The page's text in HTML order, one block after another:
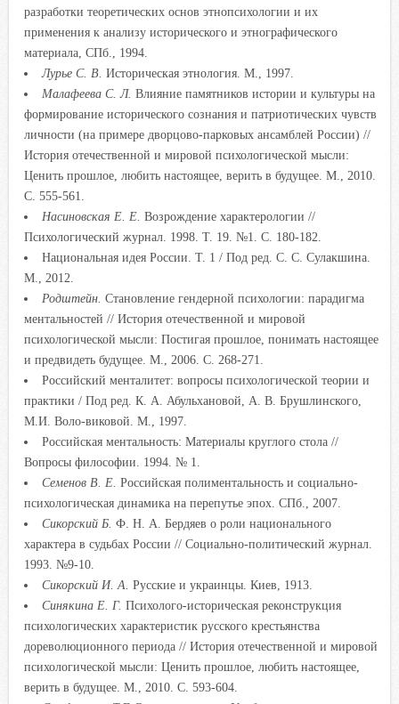
разработки теоретических основ этнопсихологии и их
применения к анализу исторического и этнографического
материала, СПб., 1994.
Лурье С. В. Историческая этнология. М., 1997.
Малафеева С. Л. Влияние памятников истории и культуры на
формирование исторического сознания и патриотических чувств
личности (на примере дворцово-парковых ансамблей России) //
История отечественной и мировой психологической мысли:
Ценить прошлое, любить настоящее, верить в будущее. М., 2010.
С. 555-561.
Насиновская Е. Е. Возрождение характерологии //
Психологический журнал. 1998. Т. 19. №1. С. 180-182.
Национальная идея России. Т. 1 / Под ред. С. С. Сулакшина.
М., 2012.
Родштейн. Становление гендерной психологии: парадигма
ментальностей // История отечественной и мировой
психологической мысли: Постигая прошлое, понимать настоящее
и предвидеть будущее. М., 2006. С. 268-271.
Российский менталитет: вопросы психологической теории и
практики / Под ред. К. А. Абульхановой, А. В. Брушлинского,
М.И. Воло-виковой. М., 1997.
Российская ментальность: Материалы круглого стола //
Вопросы философии. 1994. № 1.
Семенов В. Е. Российская полиментальность и социально-
психологическая динамика на перепутье эпох. СПб., 2007.
Сикорский Б. Ф. Н. А. Бердяев о роли национального
характера в судьбах России // Социально-политический журнал.
1993. №9-10.
Сикорский И. А. Русские и украинцы. Киев, 1913.
Синякина Е. Г. Психолого-историческая реконструкция
психологических характеристик русского крестьянства
дореволюционного периода // История отечественной и мировой
психологической мысли: Ценить прошлое, любить настоящее,
верить в будущее. М., 2010. С. 593-604.